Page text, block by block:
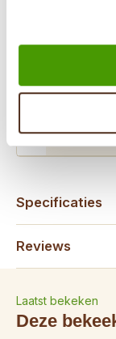
Specificaties
Reviews
Laatst bekeken
Deze